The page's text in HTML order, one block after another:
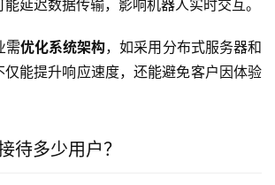
延迟数据传输，影响机器人实时交互。
需优化系统架构，如采用分布式服务器和
仅能提升响应速度，还能避免客户因体验
待多少用户？